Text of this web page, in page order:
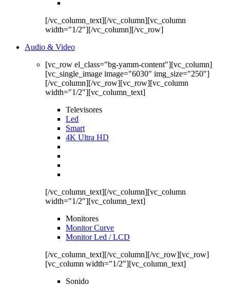
[/vc_column_text][/vc_column][vc_column
width="1/2"][/vc_column][/vc_row]
Audio & Video
[vc_row el_class="bg-yamm-content"][vc_column]
[vc_single_image image="6030" img_size="250"]
[/vc_column][/vc_row][vc_row][vc_column
width="1/2"][vc_column_text]
Televisores
Led
Smart
4K Ultra HD
[/vc_column_text][/vc_column][vc_column
width="1/2"][vc_column_text]
Monitores
Monitor Curve
Monitor Led / LCD
[/vc_column_text][/vc_column][/vc_row][vc_row]
[vc_column width="1/2"][vc_column_text]
Sonido